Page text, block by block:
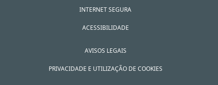
INTERNET SEGURA
ACESSIBILIDADE
AVISOS LEGAIS
PRIVACIDADE E UTILIZAÇÃO DE COOKIES